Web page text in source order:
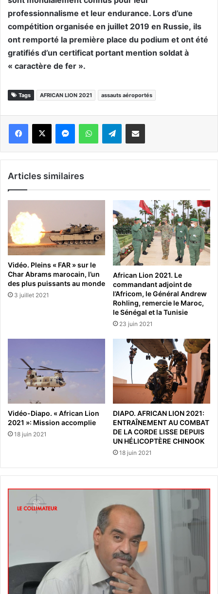
professionnalisme et leur endurance. Lors d’une
compétition organisée en juillet 2019 en Russie, ils
ont remporté la première place du podium et ont été
gratifiés d’un certificat portant mention soldat à
« caractère de fer ».
Tags AFRICAN LION 2021 assauts aéroportés
WhatsApp Telegram
Articles similaires
Vidéo. Pleins « FAR » sur le
Char Abrams marocain, l’un
des plus puissants au monde
3 juillet 2021
African Lion 2021. Le
commandant adjoint de
l’Africom, le Général Andrew
Rohling, remercie le Maroc,
le Sénégal et la Tunisie
23 juin 2021
Vidéo-Diapo. « African Lion
2021 »: Mission accomplie
18 juin 2021
DIAPO. AFRICAN LION 2021:
ENTRAÎNEMENT AU COMBAT
DE LA CORDE LISSE DEPUIS
UN HÉLICOPTÈRE CHINOOK
18 juin 2021